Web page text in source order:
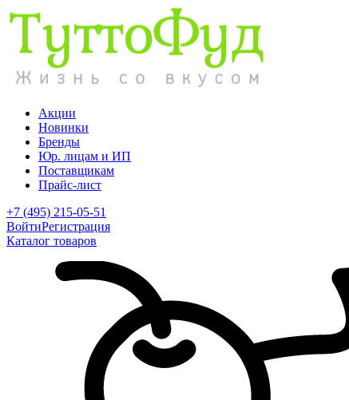
Акции
Новинки
Бренды
Юр. лицам и ИП
Поставщикам
Прайс-лист
+7 (495) 215-05-51
ВойтиРегистрация
Каталог товаров